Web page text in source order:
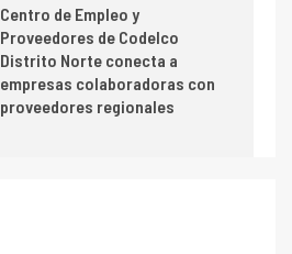
Centro de Empleo y
Proveedores de Codelco
Distrito Norte conecta a
empresas colaboradoras con
proveedores regionales